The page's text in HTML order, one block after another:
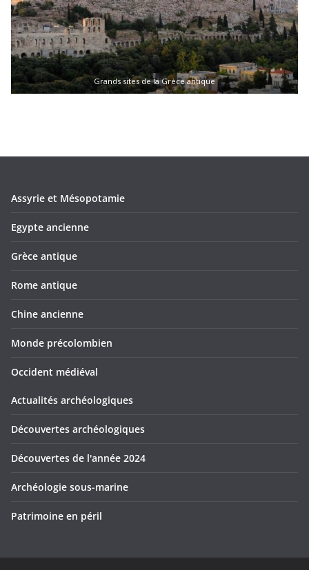
Grands sites de la Grèce antique
Assyrie et Mésopotamie
Egypte ancienne
Grèce antique
Rome antique
Chine ancienne
Monde précolombien
Occident médiéval
Actualités archéologiques
Découvertes archéologiques
Découvertes de l'année 2024
Archéologie sous-marine
Patrimoine en péril